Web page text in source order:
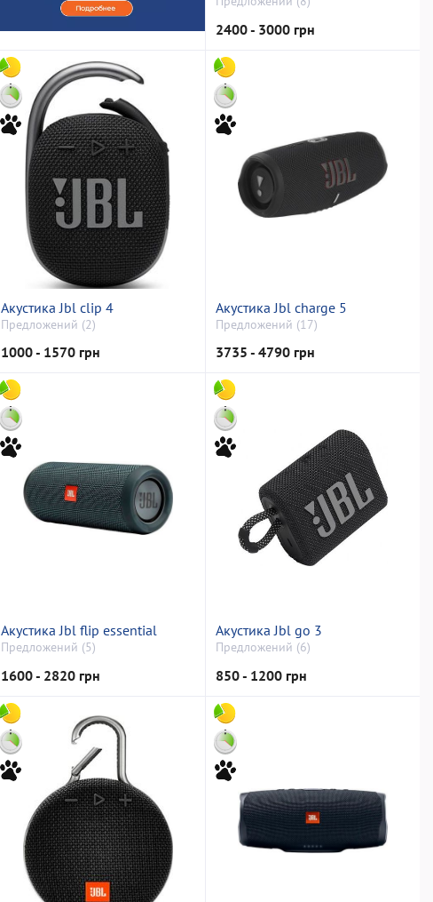
2400 - 3000 грн
Акустика Jbl clip 4
Предложений (2)
1000 - 1570 грн
Акустика Jbl charge 5
Предложений (17)
3735 - 4790 грн
Акустика Jbl flip essential
Предложений (5)
1600 - 2820 грн
Акустика Jbl go 3
Предложений (6)
850 - 1200 грн